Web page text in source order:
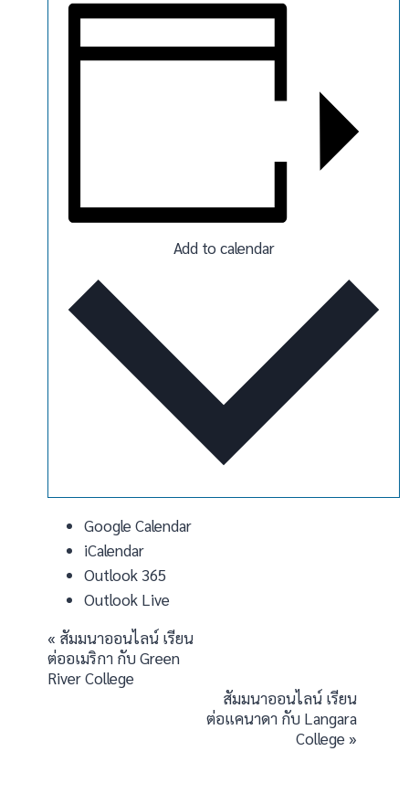
Add to calendar
Google Calendar
iCalendar
Outlook 365
Outlook Live
Event
Navigation
« สัมมนาออนไลน์ เรียน
ต่ออเมริกา กับ Green
River College
สัมมนาออนไลน์ เรียน
ต่อแคนาดา กับ Langara
College »